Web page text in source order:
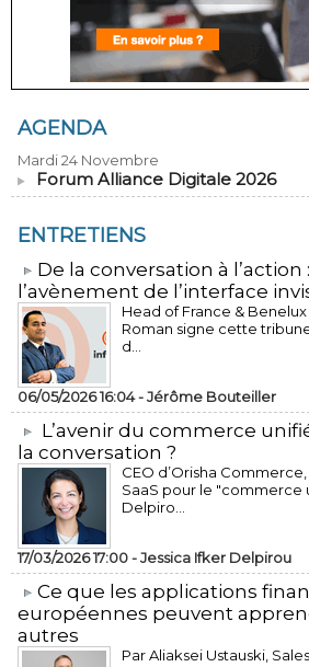
AGENDA
Mardi 24 Novembre
Forum Alliance Digitale 2026
ENTRETIENS
​De la conversation à l’action
l’avènement de l’interface
Head of France &
Roman signe cette
d...
06/05/2026 16:04 -Jérôme Bouteiller
L’avenir du commerce
la conversation ?
CEO d’Orisha
SaaS pour le "commerce
Delpiro...
17/03/2026 17:00 -Jessica Ifker Delpirou
​Ce que les applications
européennes peuvent
autres
Par Aliaksei Ustauski,